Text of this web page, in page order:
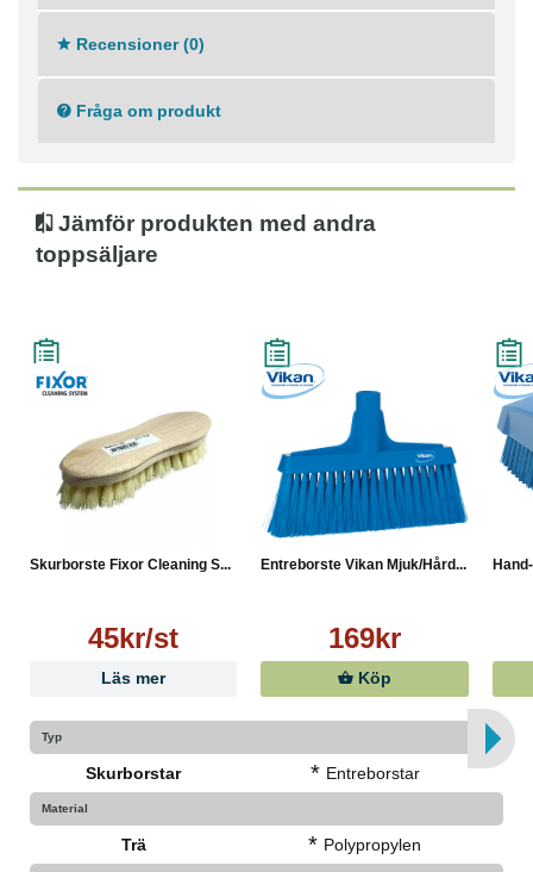
Recensioner (0)
Fråga om produkt
Jämför produkten med andra
toppsäljare
Skurborste Fixor Cleaning S...
45kr/st
Läs mer
Entreborste Vikan Mjuk/Hård...
169kr
Köp
Typ
Skurborstar * Entreborstar
Material
Trä * Polypropylen